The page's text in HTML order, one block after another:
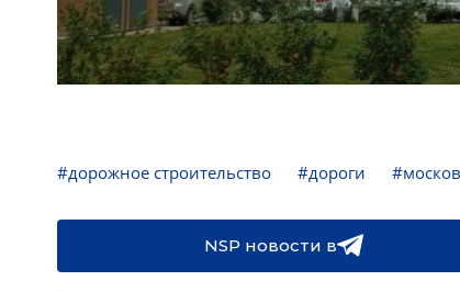
#дорожное строительство #дороги
NSP новости в